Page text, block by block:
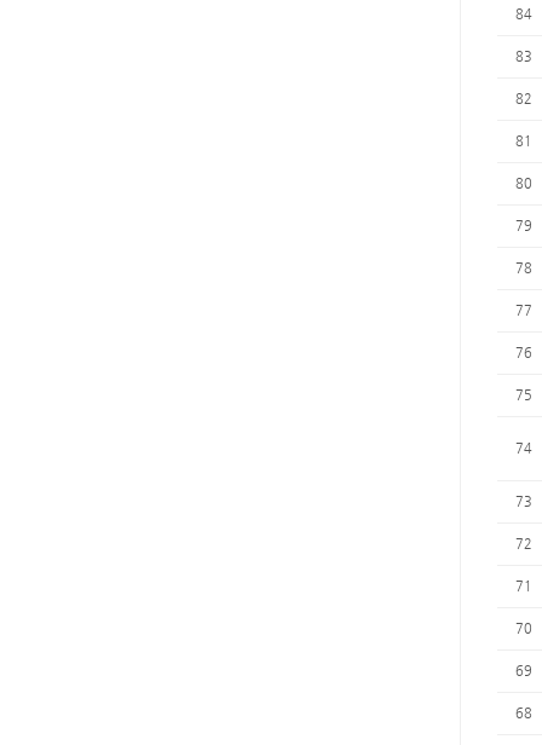
84
83
82
81
80
79
78
77
76
75
74
73
72
71
70
69
68